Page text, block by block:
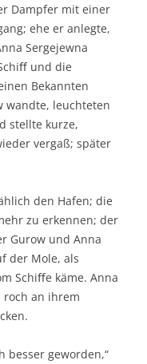
Dampfer mit einer
ehe er anlegte,
Sergejewna
und die
Bekannten
wandte, leuchteten
stellte kurze,
vergaß; später
den Hafen; die
zu erkennen; der
Gurow und Anna
der Mole, als
Schiﬀe käme. Anna
roch an ihrem
besser geworden,“